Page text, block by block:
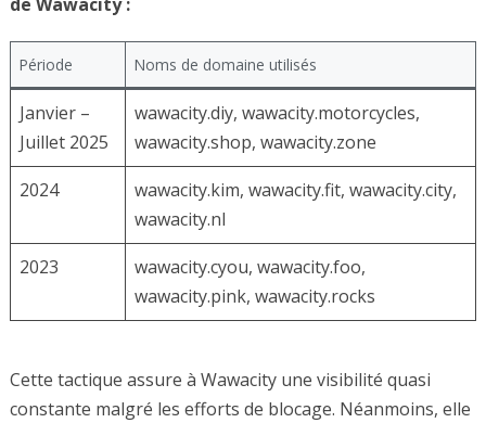
Période Noms de domaine utilisés
Janvier –
Juillet 2025
wawacity.diy, wawacity.motorcycles,
wawacity.shop, wawacity.zone
2024
wawacity.kim, wawacity.fit, wawacity.city,
wawacity.nl
2023
wawacity.cyou, wawacity.foo,
wawacity.pink, wawacity.rocks
Cette tactique assure à Wawacity une visibilité quasi
constante malgré les efforts de blocage. Néanmoins, elle